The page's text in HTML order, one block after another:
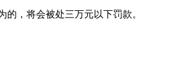
，将会被处三万元以下罚款。